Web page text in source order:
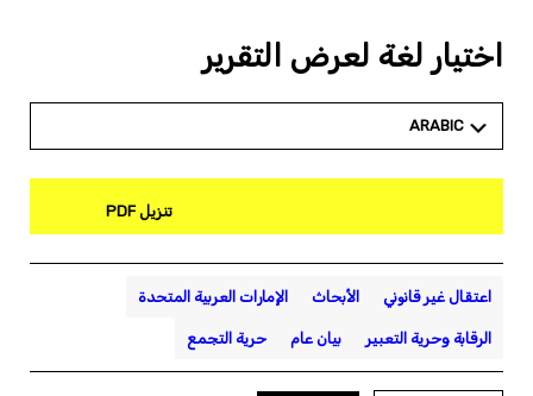
اختيار لغة لعرض التقرير
ARABIC
تنزيل PDF
اعتقال غير قانوني الأبحاث الإمارات العربية المتحدة
الرقابة وحرية التعبير بيان عام حرية التجمع